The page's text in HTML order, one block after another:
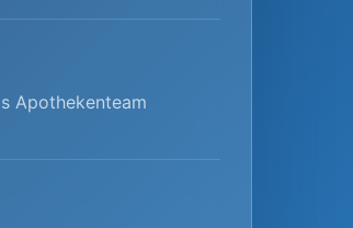
Apothekenteam